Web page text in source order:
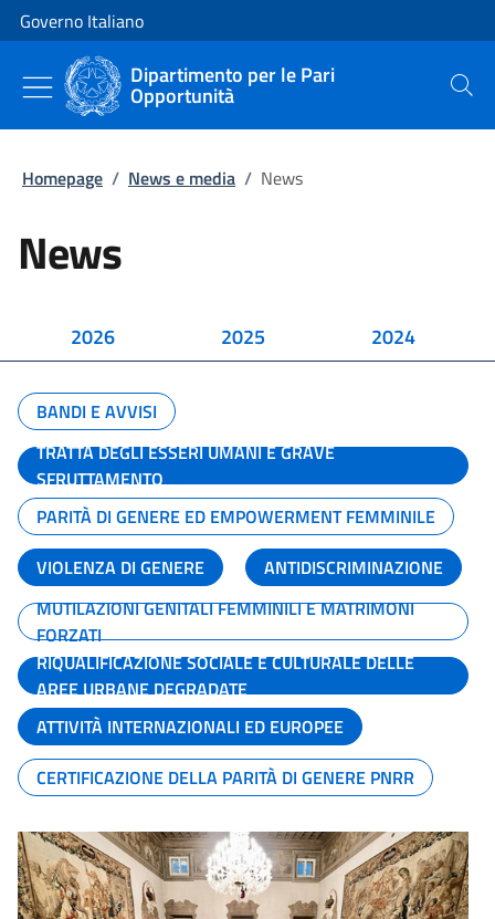
Vai al contenuto
Vai alla navigazione del sito
Governo Italiano
Dipartimento per le Pari
Opportunità Cerca
Homepage / News e media / News
News
2026 2025 2024
BANDI E AVVISI
TRATTA DEGLI ESSERI UMANI E GRAVE
SFRUTTAMENTO
PARITÀ DI GENERE ED EMPOWERMENT FEMMINILE
VIOLENZA DI GENERE
ANTIDISCRIMINAZIONE
MUTILAZIONI GENITALI FEMMINILI E MATRIMONI
FORZATI
RIQUALIFICAZIONE SOCIALE E CULTURALE DELLE
AREE URBANE DEGRADATE
ATTIVITÀ INTERNAZIONALI ED EUROPEE
CERTIFICAZIONE DELLA PARITÀ DI GENERE PNRR